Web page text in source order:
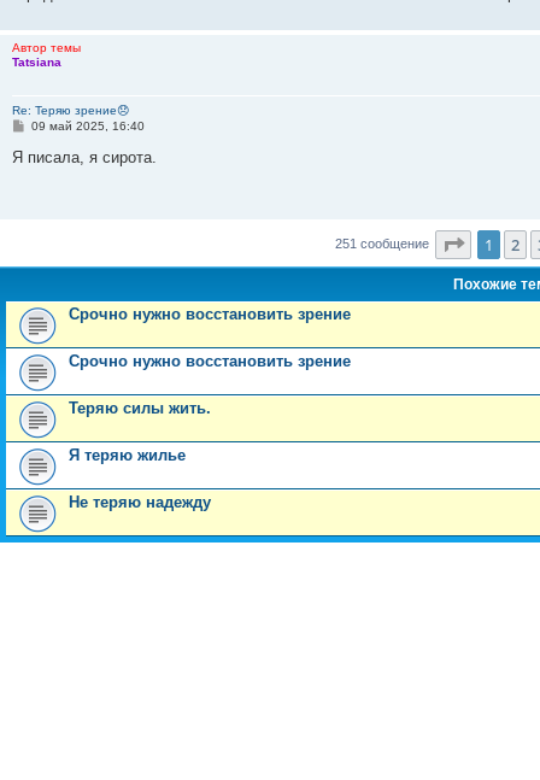
Автор темы
Tatsiana
Re: Теряю зрение😞
С
о
09 май 2025, 16:40
Я писала, я сирота.
251 сообщение 1 2
Похожие
Срочно нужно восстановить зрение
Срочно нужно восстановить зрение
Теряю силы жить.
Я теряю жилье
Не теряю надежду